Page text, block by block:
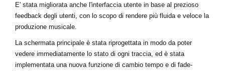
E' stata migliorata anche l'interfaccia utente in base al prezioso
feedback degli utenti, con lo scopo di rendere più fluida e veloce la
produzione musicale.
La schermata principale è stata riprogettata in modo da poter
vedere immediatamente lo stato di ogni traccia, ed è stata
implementata una nuova funzione di cambio tempo e di fade-